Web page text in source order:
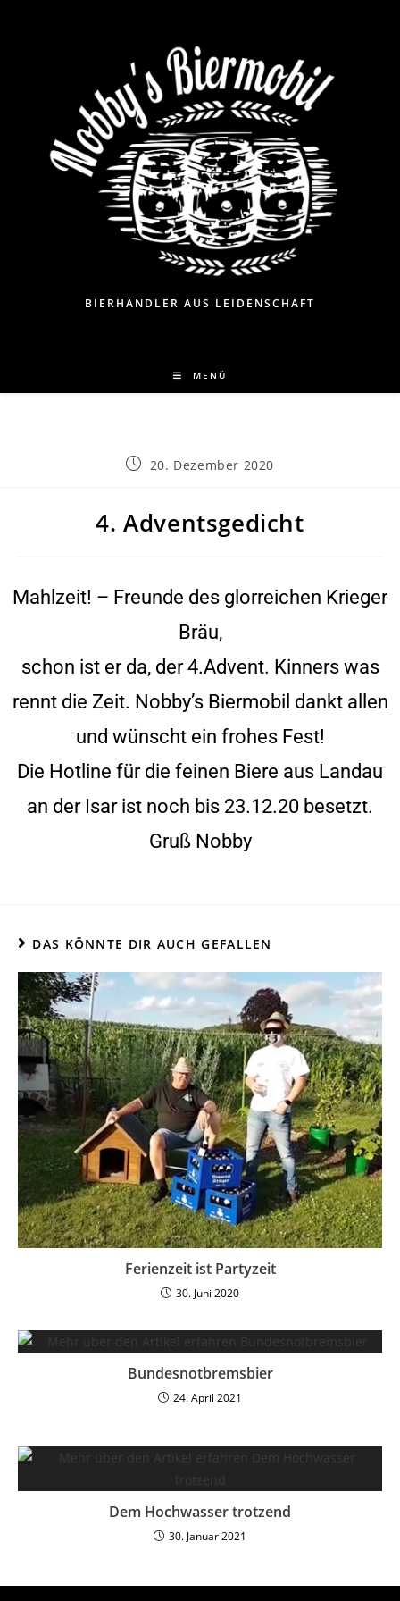
BIERHÄNDLER AUS LEIDENSCHAFT
MENÜ
20. Dezember 2020
4. Adventsgedicht
Mahlzeit! – Freunde des glorreichen Krieger
Bräu,
schon ist er da, der 4.Advent. Kinners was
rennt die Zeit. Nobby’s Biermobil dankt allen
und wünscht ein frohes Fest!
Die Hotline für die feinen Biere aus Landau
an der Isar ist noch bis 23.12.20 besetzt.
Gruß Nobby
DAS KÖNNTE DIR AUCH GEFALLEN
Ferienzeit ist Partyzeit
30. Juni 2020
Bundesnotbremsbier
24. April 2021
Dem Hochwasser trotzend
30. Januar 2021